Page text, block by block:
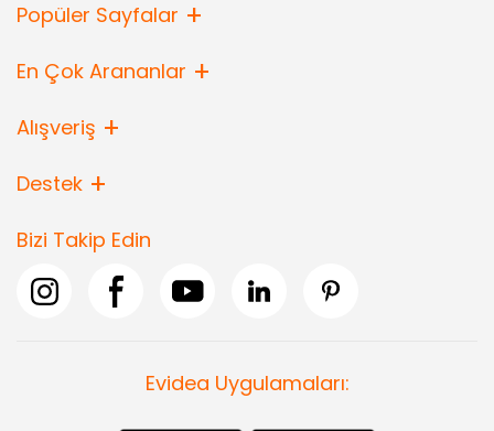
Popüler Sayfalar
En Çok Arananlar
Alışveriş
Destek
Bizi Takip Edin
Evidea Uygulamaları: